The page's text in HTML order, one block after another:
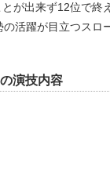
が出来ず12位で終
活躍が目立つスロ
演技内容